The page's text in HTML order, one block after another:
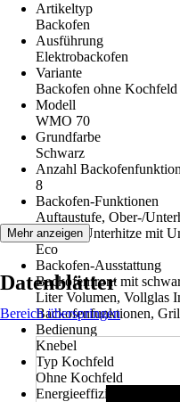
Artikeltyp
Backofen
Ausführung
Elektrobackofen
Variante
Backofen ohne Kochfeld
Modell
WMO 70
Grundfarbe
Schwarz
Anzahl
8
Backofen-Funktionen
Auftaustufe, Ober-/
Umluft, Unterhitze mit
Eco
Backofen-Ausstattung
Backofenfront mit
Liter Volumen, Vollglas
Backofenfunktionen,
Bedienung
Knebel
Typ Kochfeld
Ohne Kochfeld
Energieeffizienzklasse
Mehr anzeigen
Datenblätter
Bereich überspringen